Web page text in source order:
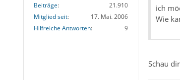
Beiträge
21.910
Mitglied seit
17. Mai. 2006
Hilfreiche Antworten
9
ich
Wie
Schau